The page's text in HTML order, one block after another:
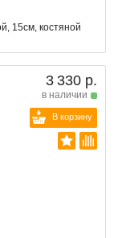
15см, костяной
3 330 р.
в наличии
В корзину